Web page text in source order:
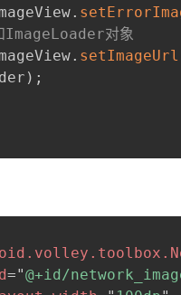
.
对象
. setImageUrl
) ;
="@+id/